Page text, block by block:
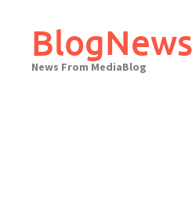
contentBlogNews
News From MediaBlog